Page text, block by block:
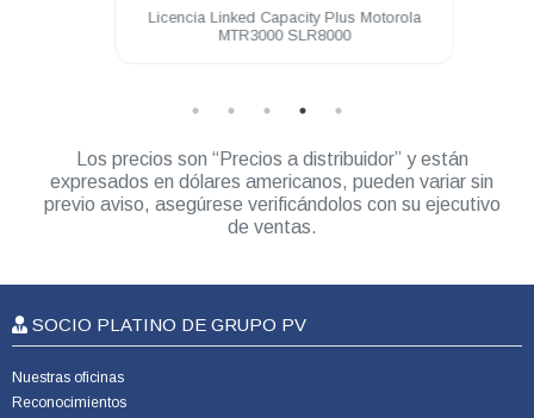
Licencia Linked Capacity Plus Motorola
MTR3000 SLR8000
Los precios son “Precios a distribuidor” y están
expresados en dólares americanos, pueden variar sin
previo aviso, asegúrese verificándolos con su ejecutivo
de ventas.
SOCIO PLATINO DE GRUPO PV
Nuestras oficinas
Reconocimientos